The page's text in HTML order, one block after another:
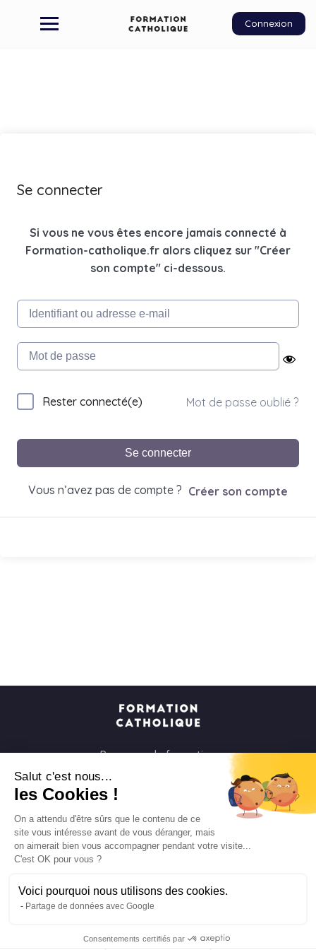
Salut c'est nous...
les Cookies !
On a attendu d'être sûrs que le contenu de ce
site vous intéresse avant de vous déranger, mais
on aimerait bien vous accompagner pendant votre visite...
C'est OK pour vous ?
Voici pourquoi nous utilisons des cookies.
Partage de données avec Google
Consentements certifiés par
Connexion
Se connecter
Si vous ne vous êtes encore jamais connecté à
Formation-catholique.fr alors cliquez sur "Créer
son compte" ci-dessous.
Rester connecté(e) Mot de passe oublié ?
Se connecter
Vous n’avez pas de compte ? Créer son compte
Parcours de formation
Parcours spirituels
Les groupes et paroisses
Mentions légales